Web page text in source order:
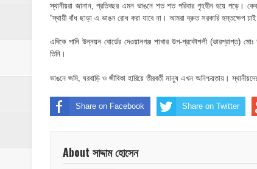
স্থানীয়রা জানান, প্রতিবছর এমন ভাঙনে শত শত পরিবার গৃহহীন হয়ে পড়ে।
“স্থায়ী বাঁধ ছাড়া এ ভাঙন রোধ করা যাবে না। আমরা দ্রুত সরকারি হস্তক্ষেপ
এদিকে পানি উন্নয়ন বোর্ডের দেওয়ানগঞ্জ শাখার উপ-প্রকৌশলী (ভারপ্রাপ্ত)
তিনি।
ভাঙনে জমি, ঘরবাড়ি ও জীবিকা হারিয়ে তীরবর্তী মানুষ এখন অনিশ্চয়তায়।
Share on Facebook Share on Twitter
About সাদ্দাম হোসেন